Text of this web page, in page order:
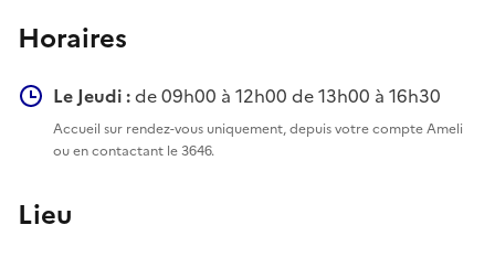
Horaires
Le Jeudi :de 09h00 à 12h00 de 13h00 à 16h30
Accueil sur rendez-vous uniquement, depuis votre compte Ameli
ou en contactant le 3646.
Lieu